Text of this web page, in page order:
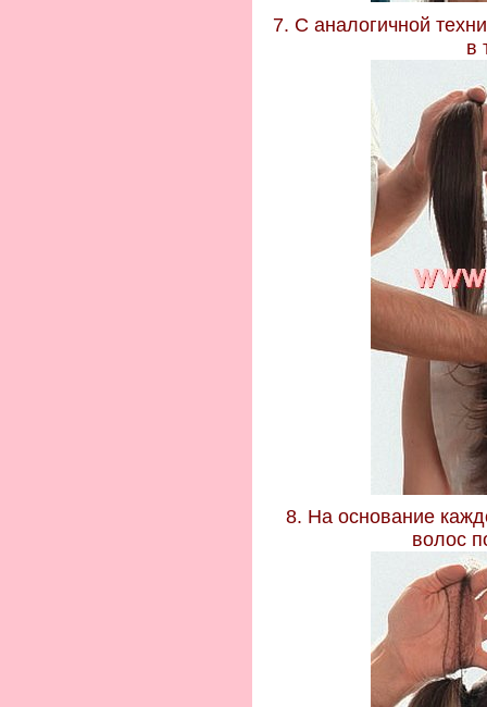
7. С аналогичной
в
8. На основание
волос